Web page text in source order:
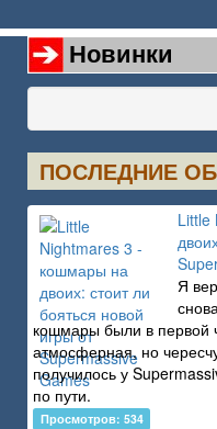
Новинки
ПОСЛЕДНИЕ
Little
Я
кошмары были в первой
атмосферная, но
получилось у
по пути.
Просмотров: 534